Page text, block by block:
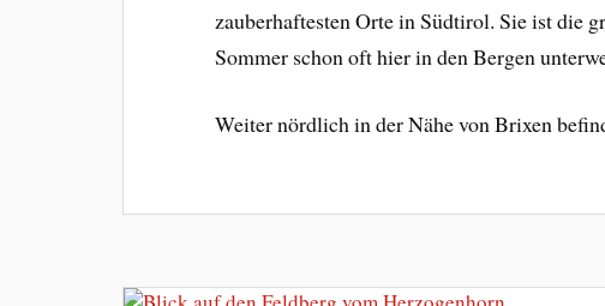
zauberhaftesten Orte in Südtirol. Sie ist die
Sommer schon oft hier in den Bergen
Weiter nördlich in der Nähe von Brixen